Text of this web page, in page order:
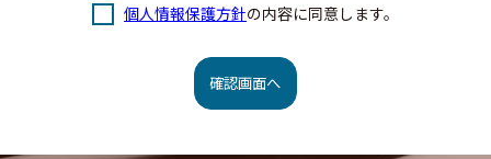
個人情報保護方針の内容に同意します。